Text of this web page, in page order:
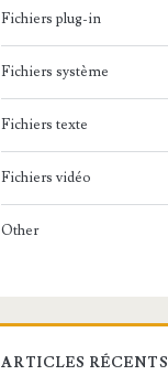
Fichiers plug-in
Fichiers système
Fichiers texte
Fichiers vidéo
Other
ARTICLES RÉCENTS